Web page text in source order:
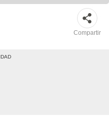
Compartir